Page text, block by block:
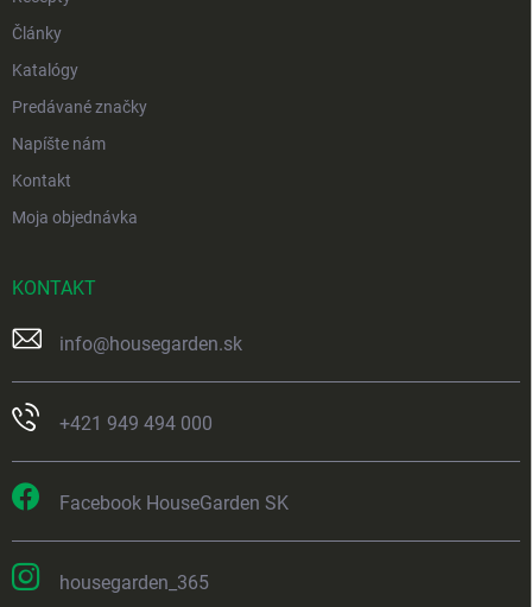
Články
Katalógy
Predávané značky
Napíšte nám
Kontakt
Moja objednávka
KONTAKT
info@housegarden.sk
+421 949 494 000
Facebook HouseGarden SK
housegarden_365